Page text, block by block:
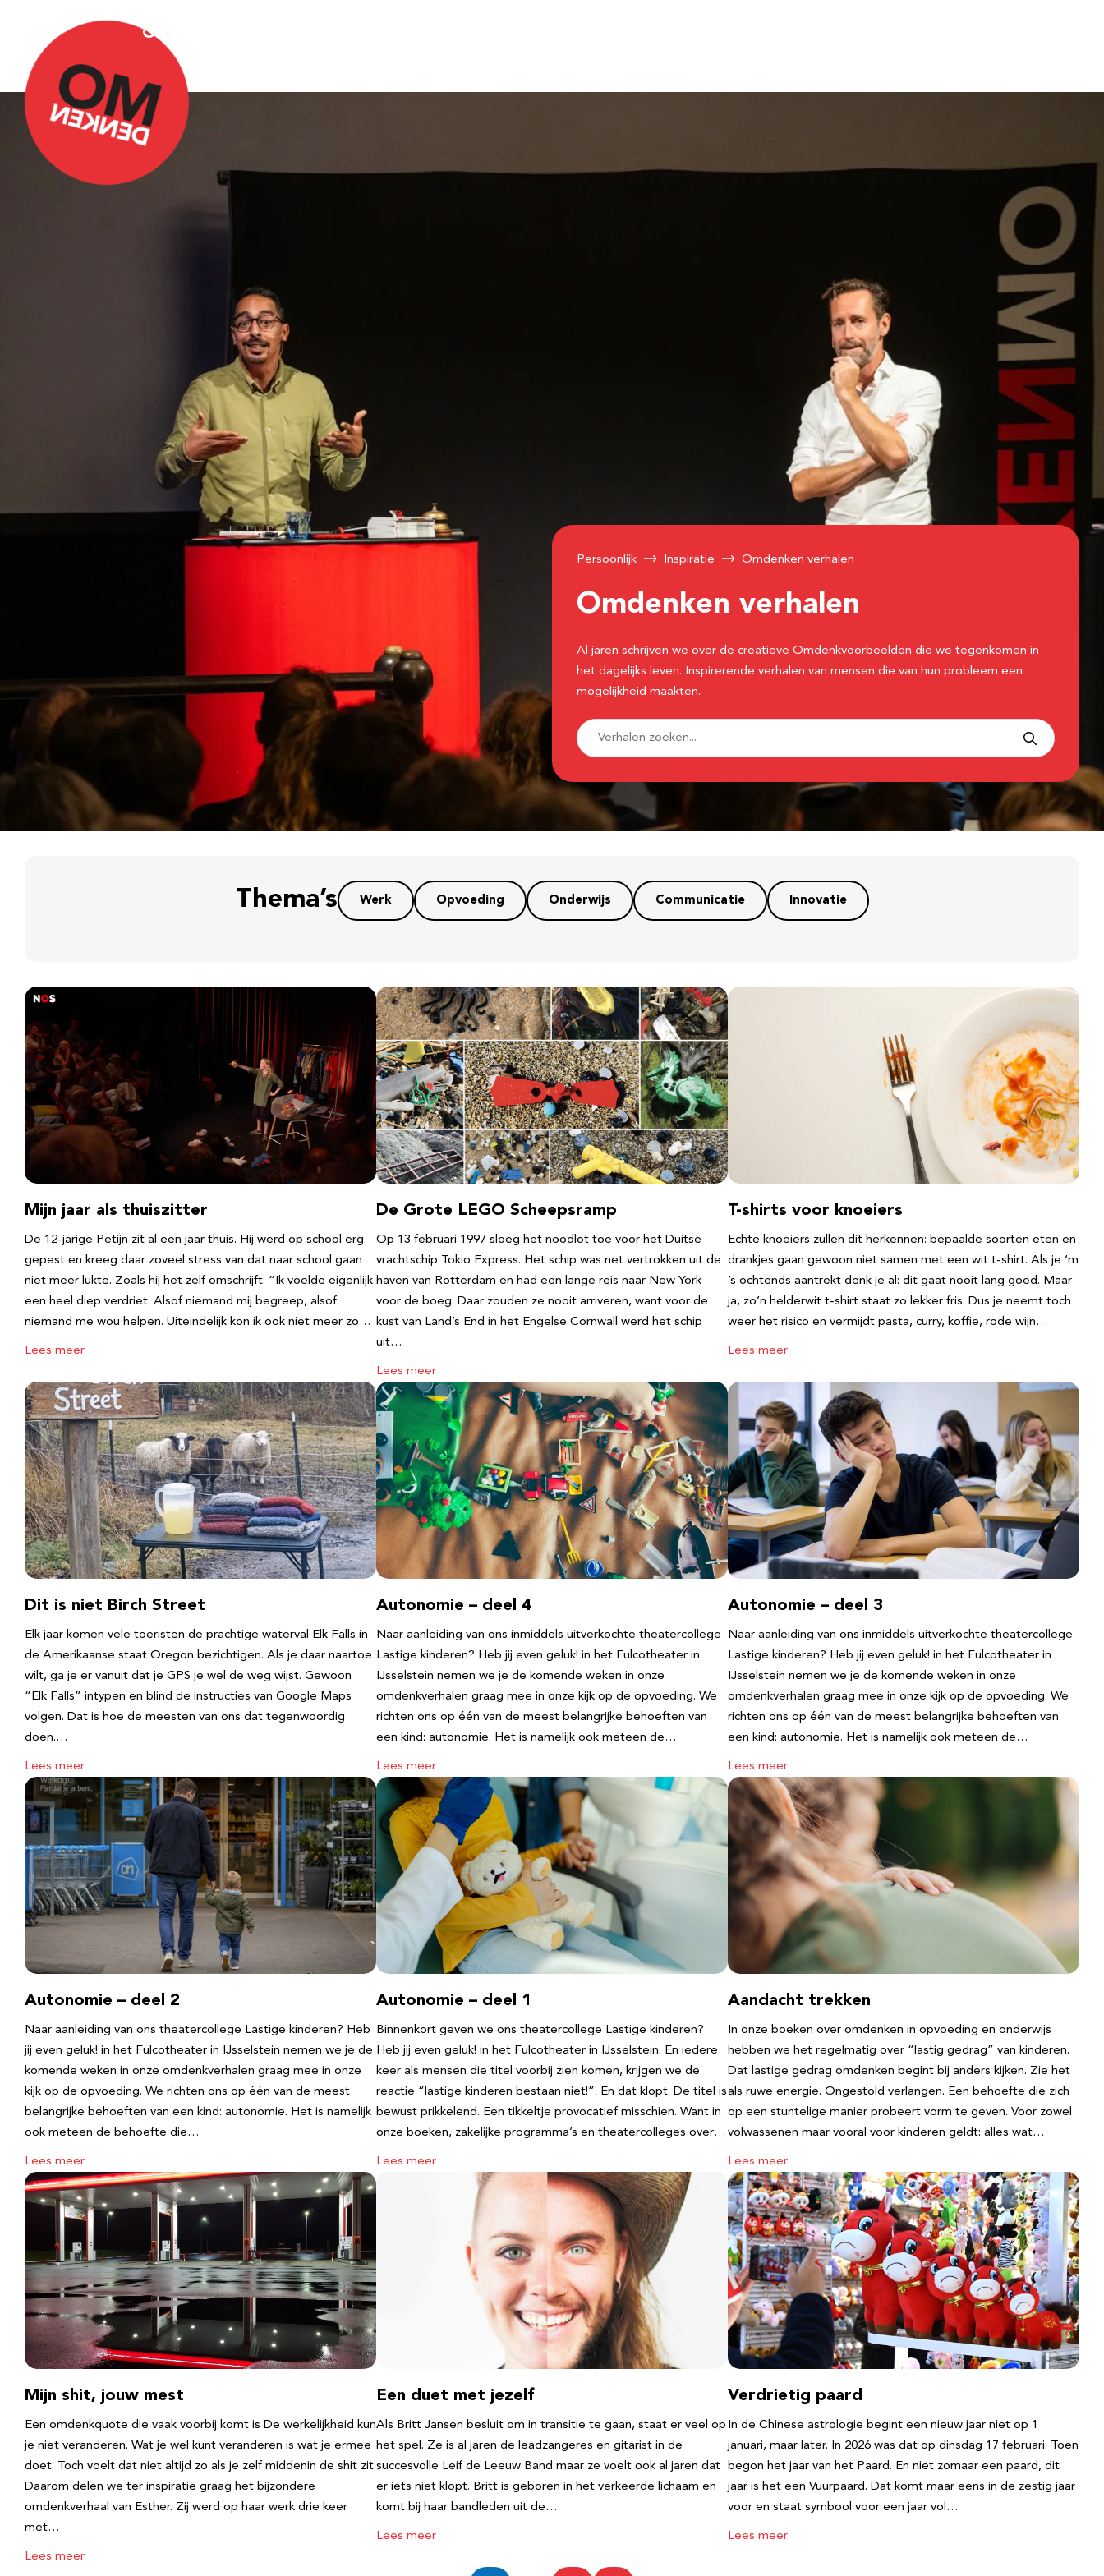
Over Omdenken
Persoonlijk Inspiratie Omdenken verhalen
Omdenken verhalen
Al jaren schrijven we over de creatieve Omdenkvoorbeelden die we tegenkomen in
het dagelijks leven. Inspirerende verhalen van mensen die van hun probleem een
mogelijkheid maakten.
Thema’s Werk Opvoeding Onderwijs Communicatie Innovatie
Mijn jaar als thuiszitter
De 12-jarige Petijn zit al een jaar thuis. Hij werd op school erg
gepest en kreeg daar zoveel stress van dat naar school gaan
niet meer lukte. Zoals hij het zelf omschrijft: “Ik voelde eigenlijk
een heel diep verdriet. Alsof niemand mij begreep, alsof
niemand me wou helpen. Uiteindelijk kon ik ook niet meer zo…
Lees meer
De Grote LEGO Scheepsramp
Op 13 februari 1997 sloeg het noodlot toe voor het Duitse
vrachtschip Tokio Express. Het schip was net vertrokken uit de
haven van Rotterdam en had een lange reis naar New York
voor de boeg. Daar zouden ze nooit arriveren, want voor de
kust van Land’s End in het Engelse Cornwall werd het schip
uit…
Lees meer
T-shirts voor knoeiers
Echte knoeiers zullen dit herkennen: bepaalde soorten eten en
drankjes gaan gewoon niet samen met een wit t-shirt. Als je ‘m
’s ochtends aantrekt denk je al: dit gaat nooit lang goed. Maar
ja, zo’n helderwit t-shirt staat zo lekker fris. Dus je neemt toch
weer het risico en vermijdt pasta, curry, koffie, rode wijn…
Lees meer
Dit is niet Birch Street
Elk jaar komen vele toeristen de prachtige waterval Elk Falls in
de Amerikaanse staat Oregon bezichtigen. Als je daar naartoe
wilt, ga je er vanuit dat je GPS je wel de weg wijst. Gewoon
“Elk Falls” intypen en blind de instructies van Google Maps
volgen. Dat is hoe de meesten van ons dat tegenwoordig
doen.…
Lees meer
Autonomie – deel 4
Naar aanleiding van ons inmiddels uitverkochte theatercollege
Lastige kinderen? Heb jij even geluk! in het Fulcotheater in
IJsselstein nemen we je de komende weken in onze
omdenkverhalen graag mee in onze kijk op de opvoeding. We
richten ons op één van de meest belangrijke behoeften van
een kind: autonomie. Het is namelijk ook meteen de…
Lees meer
Autonomie – deel 3
Naar aanleiding van ons inmiddels uitverkochte theatercollege
Lastige kinderen? Heb jij even geluk! in het Fulcotheater in
IJsselstein nemen we je de komende weken in onze
omdenkverhalen graag mee in onze kijk op de opvoeding. We
richten ons op één van de meest belangrijke behoeften van
een kind: autonomie. Het is namelijk ook meteen de…
Lees meer
Autonomie – deel 2
Naar aanleiding van ons theatercollege Lastige kinderen? Heb
jij even geluk! in het Fulcotheater in IJsselstein nemen we je de
komende weken in onze omdenkverhalen graag mee in onze
kijk op de opvoeding. We richten ons op één van de meest
belangrijke behoeften van een kind: autonomie. Het is namelijk
ook meteen de behoefte die…
Lees meer
Autonomie – deel 1
Binnenkort geven we ons theatercollege Lastige kinderen?
Heb jij even geluk! in het Fulcotheater in IJsselstein. En iedere
keer als mensen die titel voorbij zien komen, krijgen we de
reactie “lastige kinderen bestaan niet!”. En dat klopt. De titel is
bewust prikkelend. Een tikkeltje provocatief misschien. Want in
onze boeken, zakelijke programma’s en theatercolleges over…
Lees meer
Aandacht trekken
In onze boeken over omdenken in opvoeding en onderwijs
hebben we het regelmatig over “lastig gedrag” van kinderen.
Dat lastige gedrag omdenken begint bij anders kijken. Zie het
als ruwe energie. Ongestold verlangen. Een behoefte die zich
op een stuntelige manier probeert vorm te geven. Voor zowel
volwassenen maar vooral voor kinderen geldt: alles wat…
Lees meer
Mijn shit, jouw mest
Een omdenkquote die vaak voorbij komt is De werkelijkheid kun
je niet veranderen. Wat je wel kunt veranderen is wat je ermee
doet. Toch voelt dat niet altijd zo als je zelf middenin de shit zit.
Daarom delen we ter inspiratie graag het bijzondere
omdenkverhaal van Esther. Zij werd op haar werk drie keer
met…
Lees meer
Een duet met jezelf
Als Britt Jansen besluit om in transitie te gaan, staat er veel op
het spel. Ze is al jaren de leadzangeres en gitarist in de
succesvolle Leif de Leeuw Band maar ze voelt ook al jaren dat
er iets niet klopt. Britt is geboren in het verkeerde lichaam en
komt bij haar bandleden uit de…
Lees meer
Verdrietig paard
In de Chinese astrologie begint een nieuw jaar niet op 1
januari, maar later. In 2026 was dat op dinsdag 17 februari. Toen
begon het jaar van het Paard. En niet zomaar een paard, dit
jaar is het een Vuurpaard. Dat komt maar eens in de zestig jaar
voor en staat symbool voor een jaar vol…
Lees meer